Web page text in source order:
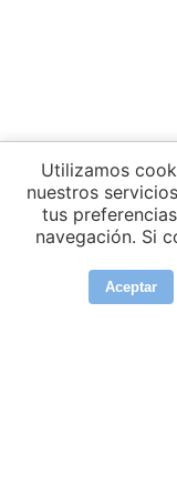
Utilizamos
nuestros
tus
navegación. Si
Aceptar